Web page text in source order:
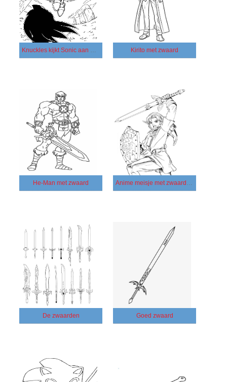
Knuckles kijkt Sonic aan met zijn zwaard Kirito met zwaard
He-Man met zwaard Anime meisje met zwaard en schild
De zwaarden Goed zwaard